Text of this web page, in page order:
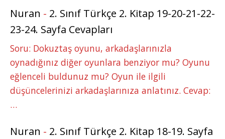
Nuran - 2. Sınıf Türkçe 2. Kitap 19-20-21-22-
23-24. Sayfa Cevapları
Soru: Dokuztaş oyunu, arkadaşlarınızla
oynadığınız diğer oyunlara benziyor mu? Oyunu
eğlenceli buldunuz mu? Oyun ile ilgili
düşüncelerinizi arkadaşlarınıza anlatınız. Cevap:
…
Nuran - 2. Sınıf Türkçe 2. Kitap 18-19. Sayfa